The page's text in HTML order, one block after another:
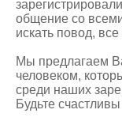
общение со
искать повод,
Мы предлагаем
человеком,
среди наших
Будьте